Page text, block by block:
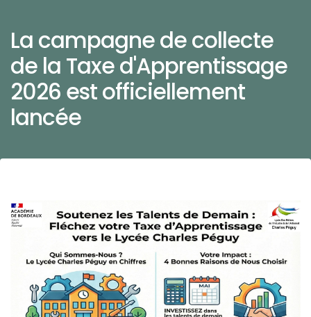
La campagne de collecte
de la Taxe d'Apprentissage
2026 est officiellement
lancée